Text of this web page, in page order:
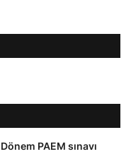
PAEM sınavı